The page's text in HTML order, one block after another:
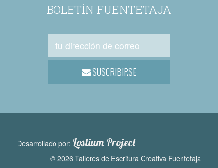
BOLETÍN FUENTETAJA
SUSCRIBIRSE
Desarrollado por: Lostium Project
© 2026 Talleres de Escritura Creativa Fuentetaja